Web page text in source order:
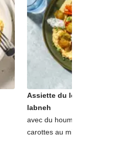
Assiette du levant falafels
labneh
avec du houmous maison &
carottes au miel